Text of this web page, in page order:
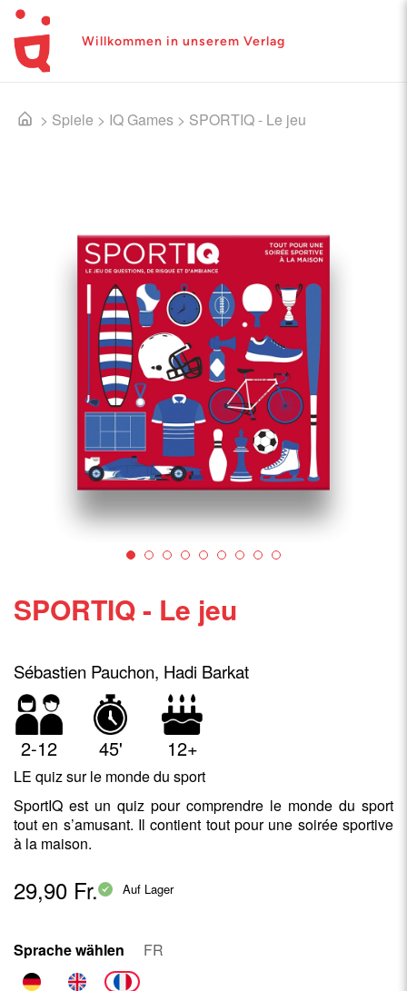
Willkommen in unserem Verlag
> Spiele > IQ Games > SPORTIQ - Le jeu
SPORTIQ - Le jeu
Sébastien Pauchon, Hadi Barkat
2-12 45' 12+
LE quiz sur le monde du sport
SportIQ est un quiz pour comprendre le monde du sport
tout en s’amusant. Il contient tout pour une soirée sportive
à la maison.
29,90 Fr. Auf Lager
Sprache wählen FR